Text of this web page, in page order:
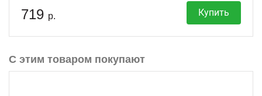
719 р. Купить
С этим товаром покупают